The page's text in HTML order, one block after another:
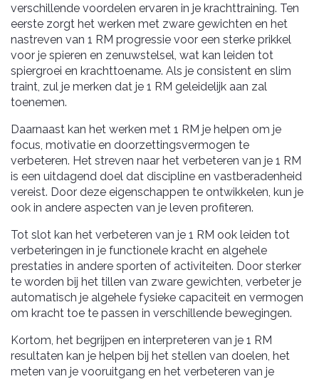
verschillende voordelen ervaren in je krachttraining. Ten
eerste zorgt het werken met zware gewichten en het
nastreven van 1 RM progressie voor een sterke prikkel
voor je spieren en zenuwstelsel, wat kan leiden tot
spiergroei en krachttoename. Als je consistent en slim
traint, zul je merken dat je 1 RM geleidelijk aan zal
toenemen.
Daarnaast kan het werken met 1 RM je helpen om je
focus, motivatie en doorzettingsvermogen te
verbeteren. Het streven naar het verbeteren van je 1 RM
is een uitdagend doel dat discipline en vastberadenheid
vereist. Door deze eigenschappen te ontwikkelen, kun je
ook in andere aspecten van je leven profiteren.
Tot slot kan het verbeteren van je 1 RM ook leiden tot
verbeteringen in je functionele kracht en algehele
prestaties in andere sporten of activiteiten. Door sterker
te worden bij het tillen van zware gewichten, verbeter je
automatisch je algehele fysieke capaciteit en vermogen
om kracht toe te passen in verschillende bewegingen.
Kortom, het begrijpen en interpreteren van je 1 RM
resultaten kan je helpen bij het stellen van doelen, het
meten van je vooruitgang en het verbeteren van je